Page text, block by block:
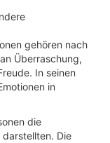
gehören nach
Überraschung,
In seinen
in
die
darstellten. Die